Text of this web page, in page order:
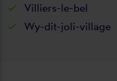
Villiers-le-bel
Wy-dit-joli-village